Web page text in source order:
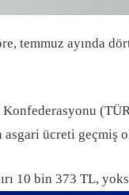
temmuz ayında
asgari ücreti geçmiş
10 bin 373 TL,